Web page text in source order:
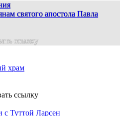
святого апостола Павла
храм
Туттой Ларсен